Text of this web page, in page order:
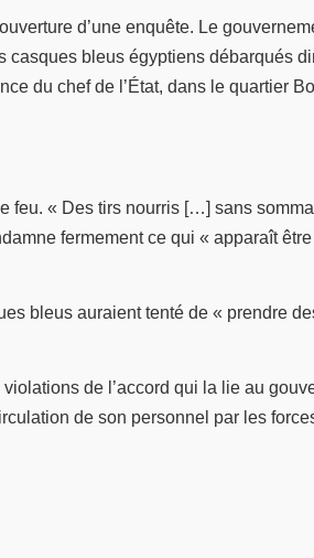
d’une enquête. Le
bleus égyptiens débarqués
du chef de l’État, dans le quartier
feu. « Des tirs nourris […] sans
fermement ce qui « apparaît
bleus auraient tenté de « prendre
de l’accord qui la lie au
de son personnel par les